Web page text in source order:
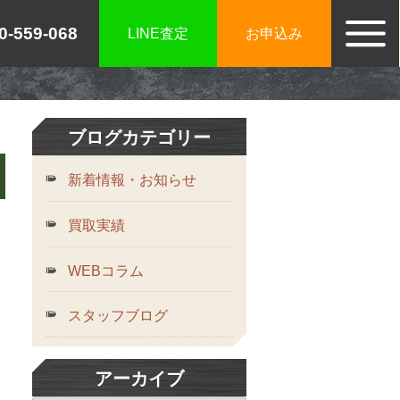
559-068 LINE査定 お申込み
お知らせ
買取実績
ご利用案内
ご利用が初めての方へ
宅配買取の流れ
ブログカテゴリー
新着情報・お知らせ
買取実績
WEBコラム
スタッフブログ
アーカイブ